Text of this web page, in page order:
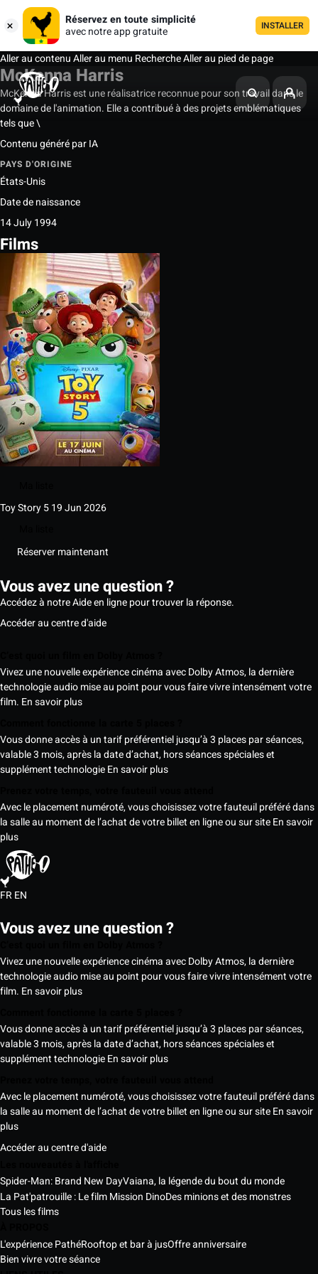
Réservez en toute simplicité
avec notre app gratuite
INSTALLER
Aller au contenuAller au menu RechercheAller au pied de page
McKenna Harris
McKenna Harris est une réalisatrice reconnue pour son travail dans le
domaine de l'animation. Elle a contribué à des projets emblématiques
tels que \
Contenu généré par IA
PAYS D'ORIGINE
États-Unis
Date de naissance
14 July 1994
Films
Toy Story 519 Jun 2026
Réserver maintenant
Vous avez une question ?
Accédez à notre Aide en ligne pour trouver la réponse.
Accéder au centre d'aide
Vivez une nouvelle expérience cinéma avec Dolby Atmos, la dernière
technologie audio mise au point pour vous faire vivre intensément votre
film. En savoir plus
Vous donne accès à un tarif préférentiel jusqu’à 3 places par séances,
valable 3 mois, après la date d’achat, hors séances spéciales et
supplément technologieEn savoir plus
Avec le placement numéroté, vous choisissez votre fauteuil préféré dans
la salle au moment de l’achat de votre billet en ligne ou sur siteEn savoir
plus
FREN
Vous avez une question ?
Vivez une nouvelle expérience cinéma avec Dolby Atmos, la dernière
technologie audio mise au point pour vous faire vivre intensément votre
film. En savoir plus
Vous donne accès à un tarif préférentiel jusqu’à 3 places par séances,
valable 3 mois, après la date d’achat, hors séances spéciales et
supplément technologieEn savoir plus
Avec le placement numéroté, vous choisissez votre fauteuil préféré dans
la salle au moment de l’achat de votre billet en ligne ou sur siteEn savoir
plus
Accéder au centre d'aide
Spider-Man: Brand New DayVaiana, la légende du bout du monde
La Pat'patrouille : Le film Mission DinoDes minions et des monstres
Tous les films
L'expérience PathéRooftop et bar à jusOffre anniversaire
Bien vivre votre séance